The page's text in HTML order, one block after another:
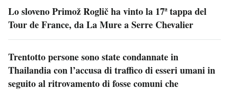
Lo sloveno Primož Roglič ha vinto la 17ª tappa del
Tour de France, da La Mure a Serre Chevalier
Trentotto persone sono state condannate in
Thailandia con l’accusa di traffico di esseri umani in
seguito al ritrovamento di fosse comuni che